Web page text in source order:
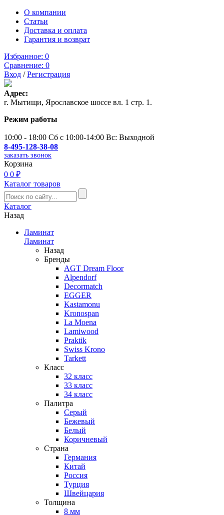
О компании
Статьи
Доставка и оплата
Гарантия и возврат
Избранное: 0
Сравнение: 0
Вход /Регистрация
Адрес:
г. Мытищи, Ярославское шоссе вл. 1 стр. 1.
Режим работы
10:00 - 18:00 Сб с 10:00-14:00 Вс: Выходной
8-495-128-38-08
заказать звонок
Корзина
0 0 ₽
Каталог товаров
Каталог
Назад
Ламинат
Ламинат
Назад
Бренды
AGT Dream Floor
Alpendorf
Decormatch
EGGER
Kastamonu
Kronospan
La Moena
Lamiwood
Praktik
Swiss Krono
Tarkett
Класс
32 класс
33 класс
34 класс
Палитра
Серый
Бежевый
Белый
Коричневый
Страна
Германия
Китай
Россия
Турция
Швейцария
Толщина
8 мм